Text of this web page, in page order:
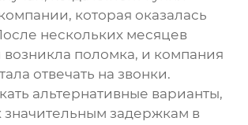
которая оказалась
нескольких месяцев
возникла поломка, и компания
отвечать на звонки.
альтернативные варианты,
значительным задержкам в